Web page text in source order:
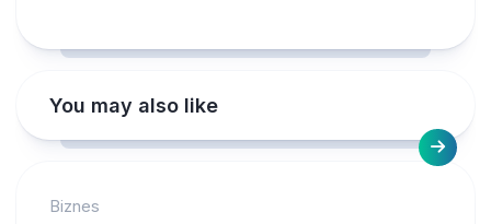
You may also like
Biznes